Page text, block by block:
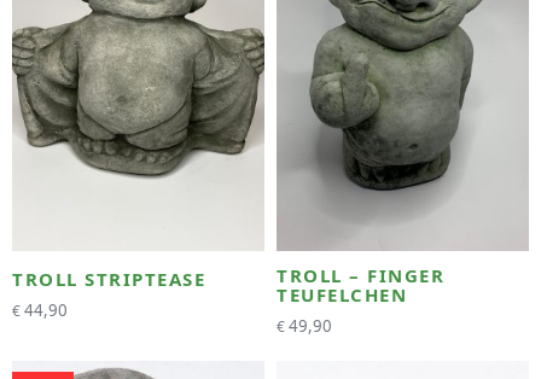
TROLL STRIPTEASE
€44,90
TROLL – FINGER
TEUFELCHEN
€49,90